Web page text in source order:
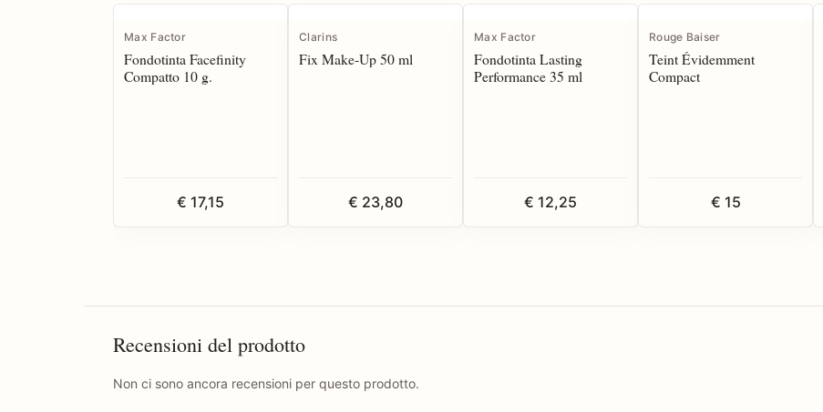
Max Factor
Fondotinta Facefinity
Compatto 10 g.
€ 17,15
Clarins
Fix Make-Up 50 ml
€ 23,80
Max Factor
Fondotinta Lasting
Performance 35 ml
€ 12,25
Rouge Baiser
Teint Évidemment
Compact
€ 15
Recensioni del prodotto
Non ci sono ancora recensioni per questo prodotto.